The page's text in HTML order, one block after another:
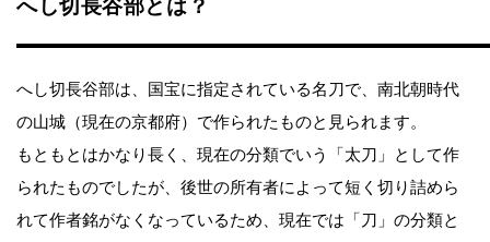
へし切長谷部とは？
へし切長谷部は、国宝に指定されている名刀で、南北朝時代
の山城（現在の京都府）で作られたものと見られます。
もともとはかなり長く、現在の分類でいう「太刀」として作
られたものでしたが、後世の所有者によって短く切り詰めら
れて作者銘がなくなっているため、現在では「刀」の分類と